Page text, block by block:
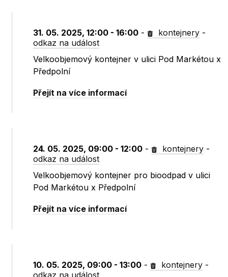
31. 05. 2025, 12:00 - 16:00 - kontejnery -
odkaz na událost
Velkoobjemový kontejner v ulici Pod Markétou x
Předpolní
Přejít na více informací
24. 05. 2025, 09:00 - 12:00 - kontejnery -
odkaz na událost
Velkoobjemový kontejner pro bioodpad v ulici
Pod Markétou x Předpolní
Přejít na více informací
10. 05. 2025, 09:00 - 13:00 - kontejnery -
odkaz na událost